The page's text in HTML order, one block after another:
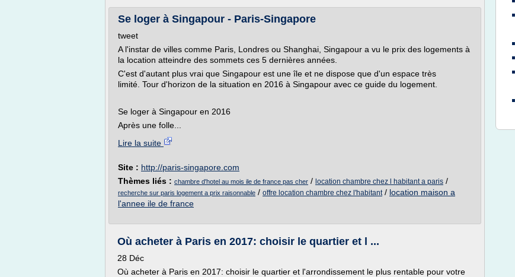
Se loger à Singapour - Paris-Singapore
tweet
A l'instar de villes comme Paris, Londres ou Shanghai, Singapour a vu le prix des logements à
la location atteindre des sommets ces 5 dernières années.
C'est d'autant plus vrai que Singapour est une île et ne dispose que d'un espace très
limité. Tour d'horizon de la situation en 2016 à Singapour avec ce guide du logement.
Se loger à Singapour en 2016
Après une folle...
Lire la suite
Site : http://paris-singapore.com
Thèmes liés : chambre d'hotel au mois ile de france pas cher / location chambre chez l habitant a paris /
recherche sur paris logement a prix raisonnable / offre location chambre chez l'habitant/ location maison a
l'annee ile de france
Où acheter à Paris en 2017: choisir le quartier et l ...
28 Déc
Où acheter à Paris en 2017: choisir le quartier et l'arrondissement le plus rentable pour votre